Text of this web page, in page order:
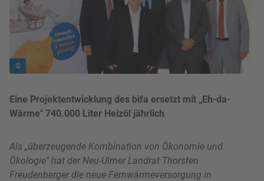
©
Eine Projektentwicklung des bifa ersetzt mit „Eh-da-
Wärme" 740.000 Liter Heizöl jährlich
Als „überzeugende Kombination von Ökonomie und
Ökologie" hat der Neu-Ulmer Landrat Thorsten
Freudenberger die neue Fernwärmeversorgung in